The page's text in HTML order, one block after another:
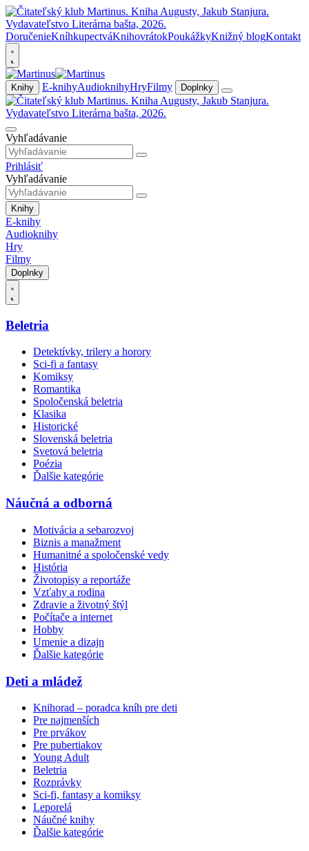
DoručenieKníhkupectváKnihovrátokPoukážkyKnižný blogKontakt
Knihy E-knihyAudioknihyHryFilmy Doplnky
Vyhľadávanie
Prihlásiť
Vyhľadávanie
Knihy
E-knihy
Audioknihy
Hry
Filmy
Doplnky
Beletria
Detektívky, trilery a horory
Sci-fi a fantasy
Komiksy
Romantika
Spoločenská beletria
Klasika
Historické
Slovenská beletria
Svetová beletria
Poézia
Ďalšie kategórie
Náučná a odborná
Motivácia a sebarozvoj
Biznis a manažment
Humanitné a spoločenské vedy
História
Životopisy a reportáže
Vzťahy a rodina
Zdravie a životný štýl
Počítače a internet
Hobby
Umenie a dizajn
Ďalšie kategórie
Deti a mládež
Knihorad – poradca kníh pre deti
Pre najmenších
Pre prvákov
Pre pubertiakov
Young Adult
Beletria
Rozprávky
Sci-fi, fantasy a komiksy
Leporelá
Náučné knihy
Ďalšie kategórie